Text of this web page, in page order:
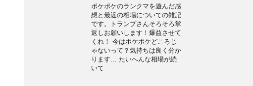
ポケポケのランクマを遊んだ感
想と最近の相場についての雑記
です。トランプさんそろそろ掌
返しお願いします！爆益させて
くれ！ 今はポケポケどころじ
ゃないって？気持ちは良く分か
ります… たいへんな相場が続
いて …